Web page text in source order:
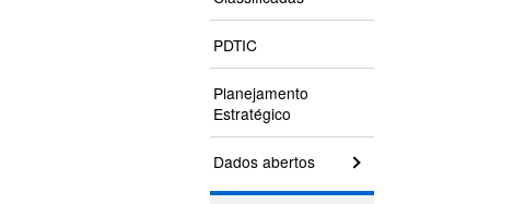
PDTIC
Planejamento
Estratégico
Dados abertos